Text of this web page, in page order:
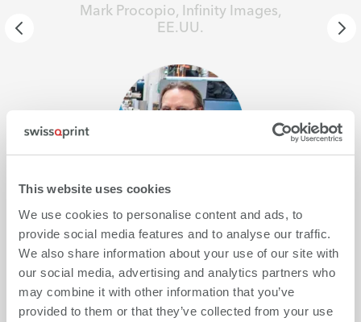
This website uses cookies
We use cookies to personalise content and ads, to
provide social media features and to analyse our traffic.
We also share information about your use of our site with
our social media, advertising and analytics partners who
may combine it with other information that you’ve
provided to them or that they’ve collected from your use
Mark Procopio, Infinity Images,
EE.UU.